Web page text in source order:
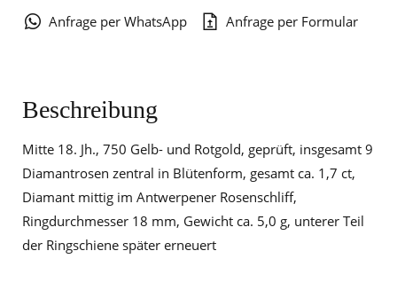
Anfrage per WhatsApp Anfrage per Formular
Beschreibung
Mitte 18. Jh., 750 Gelb- und Rotgold, geprüft, insgesamt 9
Diamantrosen zentral in Blütenform, gesamt ca. 1,7 ct,
Diamant mittig im Antwerpener Rosenschliff,
Ringdurchmesser 18 mm, Gewicht ca. 5,0 g, unterer Teil
der Ringschiene später erneuert